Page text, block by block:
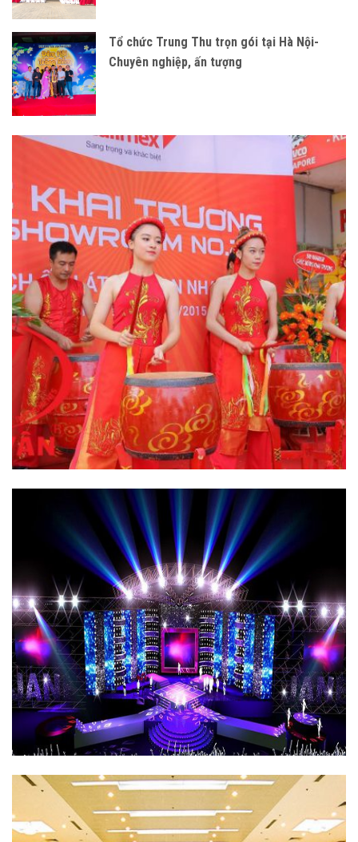
Tổ chức Trung Thu trọn gói tại Hà Nội-
Chuyên nghiệp, ấn tượng